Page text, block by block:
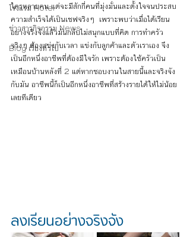
โรงแรม Hotel
ข่าวสารกิจกรรม News
Blog เรื่องทั่วไป
ใครหลายคน แต่จะมีสักกี่คนที่มุ่งมั่นและตั้งใจจนประสบ
ความสำเร็จได้เป็นเชฟจริงๆ  เพราะพบว่าเมื่อได้เรียน
อย่างจริงจังแล้วมันกลับไม่สนุกแบบที่คิด การทำครัว
จริงๆ ต้องแข่งกับเวลา แข่งกับลูกค้าและตัวเราเอง จึง
เป็นอีกหนึ่งอาชีพที่ต้องมีใจรัก เพราะต้องใช้ครัวเป็น
เหมือนบ้านหลังที่ 2 แต่หากชอบงานในสายนี้และจริงจัง
กับมัน อาชีพนี้ก็เป็นอีกหนึ่งอาชีพที่สร้างรายได้ให้ไม่น้อย
เลยทีเดียว
ลงเรียนอย่างจริงจัง